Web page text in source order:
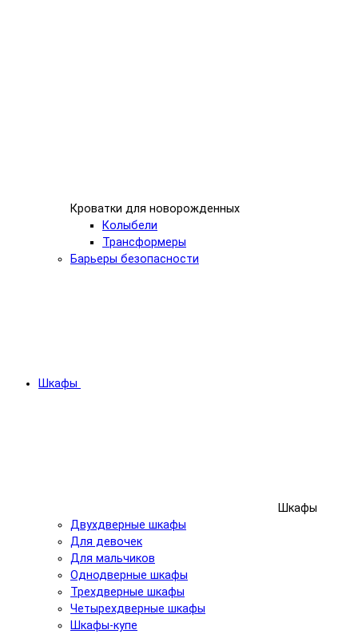
Кроватки для новорожденных
Колыбели
Трансформеры
Барьеры безопасности
Шкафы
Шкафы
Двухдверные шкафы
Для девочек
Для мальчиков
Однодверные шкафы
Трехдверные шкафы
Четырехдверные шкафы
Шкафы-купе